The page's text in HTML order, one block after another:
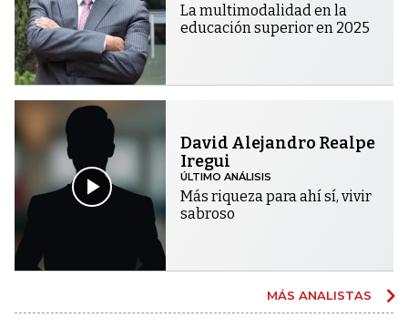
La multimodalidad en la
educación superior en 2025
David Alejandro Realpe
Iregui
ÚLTIMO ANÁLISIS
Más riqueza para ahí sí, vivir
sabroso
MÁS ANALISTAS